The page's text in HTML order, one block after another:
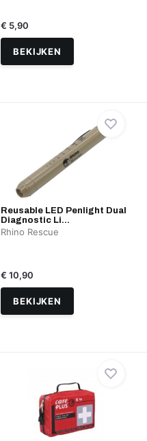
€ 5,90
BEKIJKEN
Reusable LED Penlight Dual
Diagnostic Li...
Rhino Rescue
€ 10,90
BEKIJKEN